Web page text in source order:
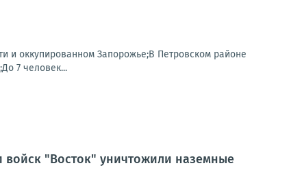
и оккупированном Запорожье;В Петровском районе
7 человек...
войск "Восток" уничтожили наземные